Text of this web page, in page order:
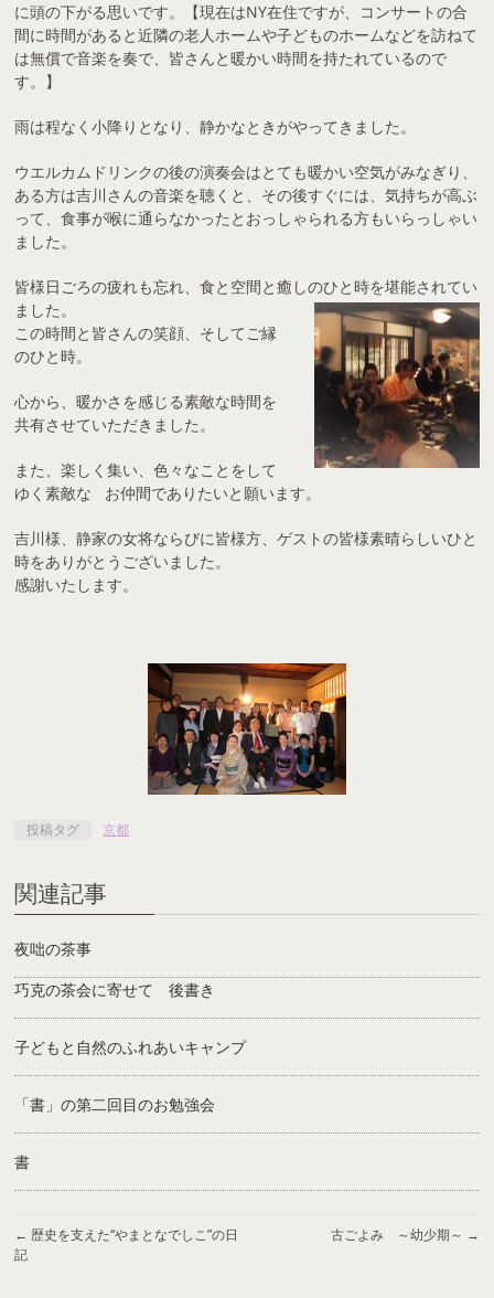
に頭の下がる思いです。【現在はNY在住ですが、コンサートの合
間に時間があると近隣の老人ホームや子どものホームなどを訪ねて
は無償で音楽を奏で、皆さんと暖かい時間を持たれているので
す。】
雨は程なく小降りとなり、静かなときがやってきました。
ウエルカムドリンクの後の演奏会はとても暖かい空気がみなぎり、
ある方は吉川さんの音楽を聴くと、その後すぐには、気持ちが高ぶ
って、食事が喉に通らなかったとおっしゃられる方もいらっしゃい
ました。
皆様日ごろの疲れも忘れ、食と空間と癒しのひと時を堪能されてい
ました。
この時間と皆さんの笑顔、そしてご縁
のひと時。
心から、暖かさを感じる素敵な時間を
共有させていただきました。
また、楽しく集い、色々なことをして
ゆく素敵な お仲間でありたいと願います。
吉川様、静家の女将ならびに皆様方、ゲストの皆様素晴らしいひと
時をありがとうございました。
感謝いたします。
投稿タグ 京都
関連記事
夜咄の茶事
巧克の茶会に寄せて 後書き
子どもと自然のふれあいキャンプ
「書」の第二回目のお勉強会
書
← 歴史を支えた“やまとなでしこ”の日
記
古ごよみ ～幼少期～ →